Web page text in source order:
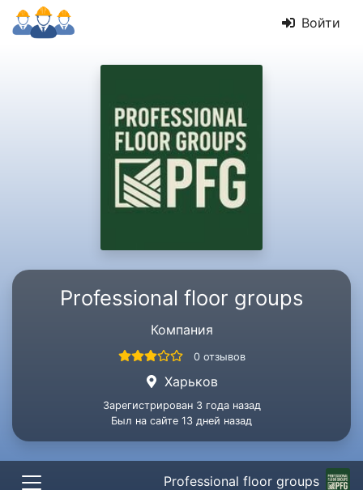
Войти
Professional floor groups
Компания
0 отзывов
Харьков
Зарегистрирован 3 года назад
Был на сайте 13 дней назад
Professional floor groups